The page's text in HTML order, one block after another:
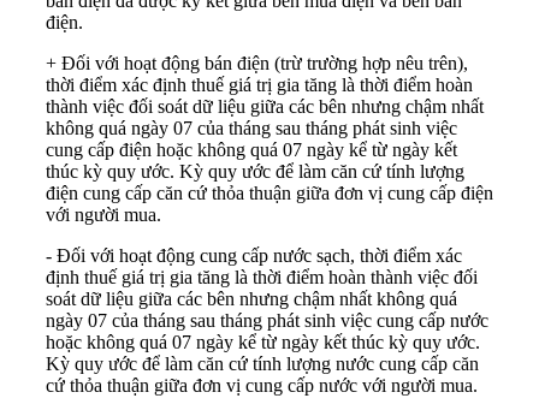
điện.
+ Đối với hoạt động bán điện (trừ trường hợp nêu trên),
thời điểm xác định thuế giá trị gia tăng là thời điểm hoàn
thành việc đối soát dữ liệu giữa các bên nhưng chậm nhất
không quá ngày 07 của tháng sau tháng phát sinh việc
cung cấp điện hoặc không quá 07 ngày kể từ ngày kết
thúc kỳ quy ước. Kỳ quy ước để làm căn cứ tính lượng
điện cung cấp căn cứ thỏa thuận giữa đơn vị cung cấp điện
với người mua.
- Đối với hoạt động cung cấp nước sạch, thời điểm xác
định thuế giá trị gia tăng là thời điểm hoàn thành việc đối
soát dữ liệu giữa các bên nhưng chậm nhất không quá
ngày 07 của tháng sau tháng phát sinh việc cung cấp nước
hoặc không quá 07 ngày kể từ ngày kết thúc kỳ quy ước.
Kỳ quy ước để làm căn cứ tính lượng nước cung cấp căn
cứ thỏa thuận giữa đơn vị cung cấp nước với người mua.